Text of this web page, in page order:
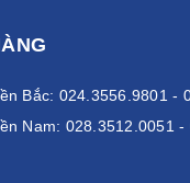
Bắc: 024.3556.9801 -
Nam: 028.3512.0051 -